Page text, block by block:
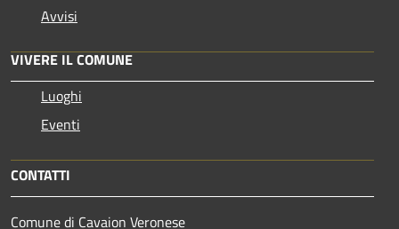
Avvisi
VIVERE IL COMUNE
Luoghi
Eventi
CONTATTI
Comune di Cavaion Veronese